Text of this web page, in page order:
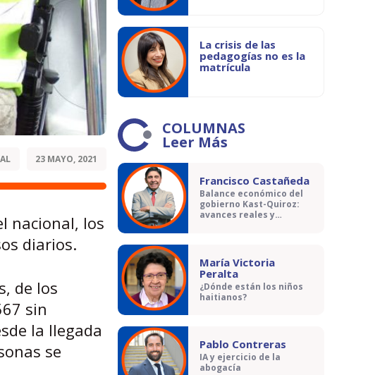
23 MAYO, 2021
nacional, los
diarios.
de los
sin
la llegada
se
La crisis de las
pedagogías no es la
matrícula
COLUMNAS
Leer Más
Francisco Castañeda
Balance económico del
gobierno Kast-Quiroz:
avances reales y
María Victoria
Peralta
¿Dónde están los niños
haitianos?
Pablo Contreras
IA y ejercicio de la
abogacía